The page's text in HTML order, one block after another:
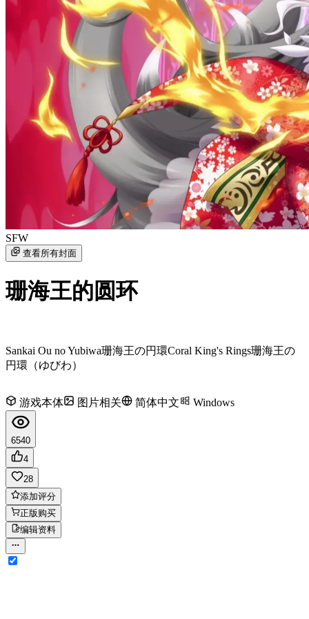
SFW
查看所有封面
珊海王的圆环
Sankai Ou no Yubiwa珊海王の円環Coral King's Rings珊海王の
円環（ゆびわ）
游戏本体 图片相关 简体中文 Windows
6540
4
28
添加评分
正版购买
编辑资料